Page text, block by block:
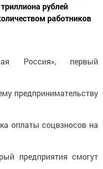
рублей
работников
Россия», первый
предпринимательству
оплаты соцвзносов на
предприятия смогут